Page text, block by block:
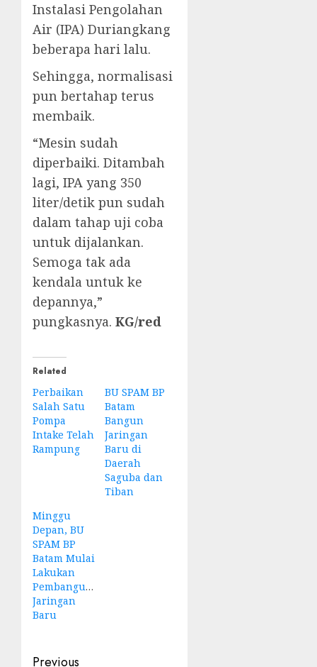
Instalasi Pengolahan
Air (IPA) Duriangkang
beberapa hari lalu.
Sehingga, normalisasi
pun bertahap terus
membaik.
“Mesin sudah
diperbaiki. Ditambah
lagi, IPA yang 350
liter/detik pun sudah
dalam tahap uji coba
untuk dijalankan.
Semoga tak ada
kendala untuk ke
depannya,”
pungkasnya. KG/red
Related
Perbaikan
Salah Satu
Pompa
Intake Telah
Rampung
BU SPAM BP
Batam
Bangun
Jaringan
Baru di
Daerah
Saguba dan
Tiban
Minggu
Depan, BU
SPAM BP
Batam Mulai
Lakukan
Pembangunan
Jaringan
Baru
Previous